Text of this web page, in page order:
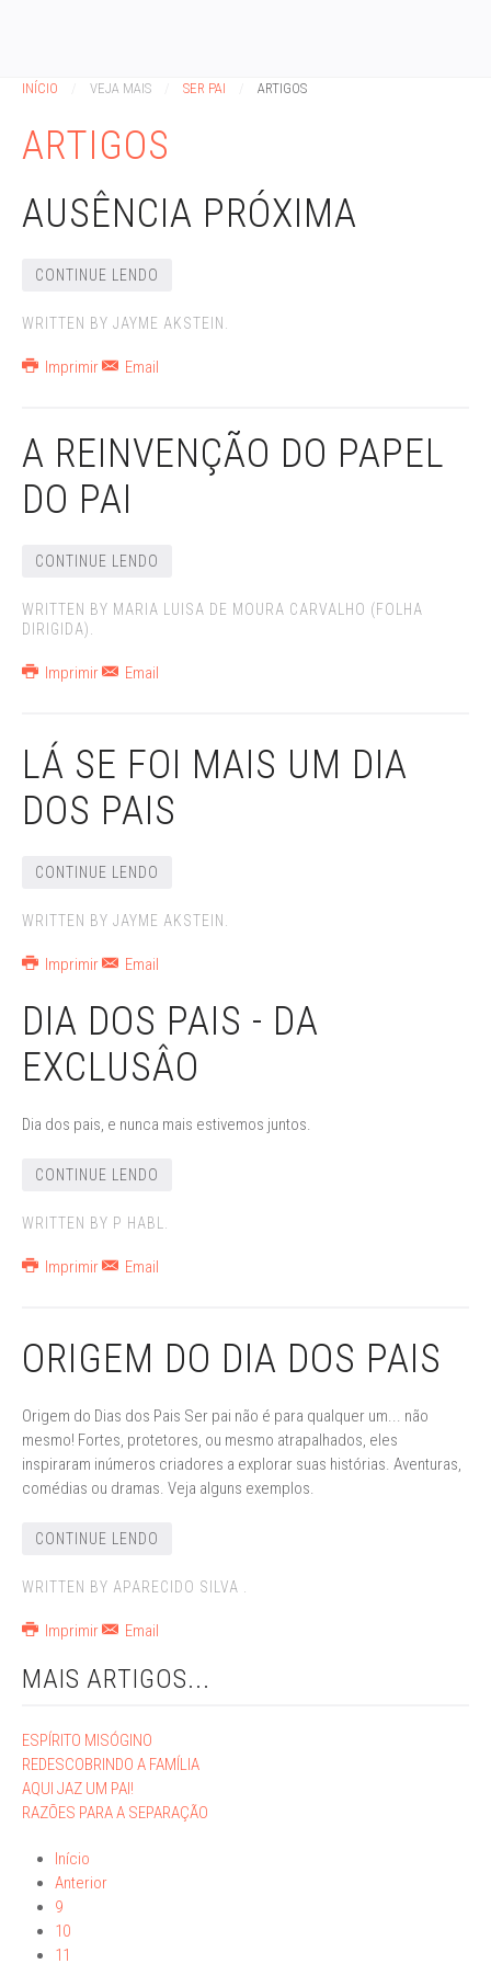
INÍCIO VEJA MAIS SER PAI ARTIGOS
ARTIGOS
AUSÊNCIA PRÓXIMA
CONTINUE LENDO
WRITTEN BY JAYME AKSTEIN.
Imprimir Email
A REINVENÇÃO DO PAPEL
DO PAI
CONTINUE LENDO
WRITTEN BY MARIA LUISA DE MOURA CARVALHO (FOLHA
DIRIGIDA).
Imprimir Email
LÁ SE FOI MAIS UM DIA
DOS PAIS
CONTINUE LENDO
WRITTEN BY JAYME AKSTEIN.
Imprimir Email
DIA DOS PAIS - DA
EXCLUSÂO
Dia dos pais, e nunca mais estivemos juntos.
CONTINUE LENDO
WRITTEN BY P HABL.
Imprimir Email
ORIGEM DO DIA DOS PAIS
Origem do Dias dos Pais Ser pai não é para qualquer um... não
mesmo! Fortes, protetores, ou mesmo atrapalhados, eles
inspiraram inúmeros criadores a explorar suas histórias. Aventuras,
comédias ou dramas. Veja alguns exemplos.
CONTINUE LENDO
WRITTEN BY APARECIDO SILVA .
Imprimir Email
MAIS ARTIGOS...
ESPÍRITO MISÓGINO
REDESCOBRINDO A FAMÍLIA
AQUI JAZ UM PAI!
RAZÕES PARA A SEPARAÇÃO
Início
Anterior
9
10
11